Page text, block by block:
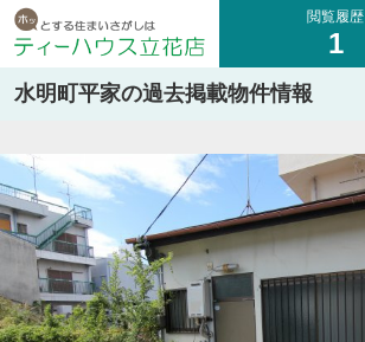
閲覧履歴
1
水明町平家の過去掲載物件情報